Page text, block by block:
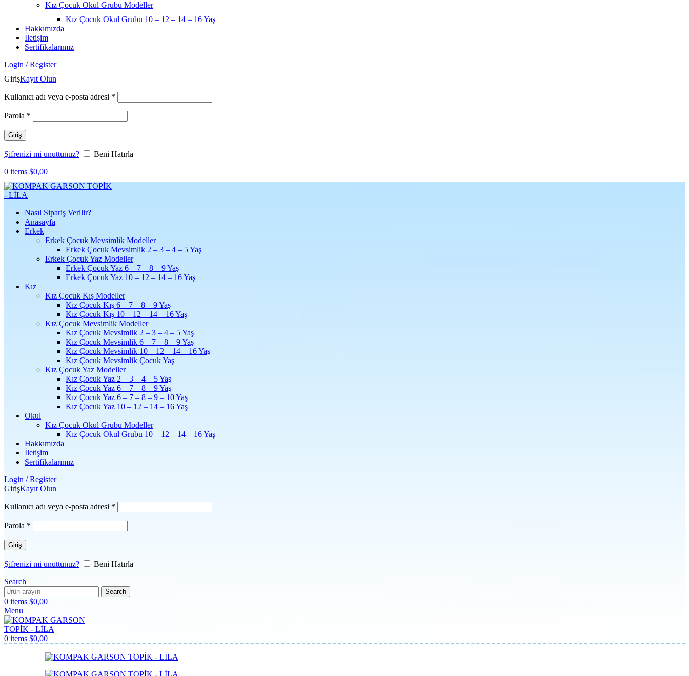
Kız Çocuk Okul Grubu Modeller
Kız Çocuk Okul Grubu 10 – 12 – 14 – 16 Yaş
Hakkımızda
İletişim
Sertifikalarımız
Login / Register
GirişKayıt Olun
Kullanıcı adı veya e-posta adresi *
Parola *
Giriş
Şifrenizi mi unuttunuz?
Beni Hatırla
0 items $0,00
Nasıl Sipariş Verilir?
Anasayfa
Erkek
Erkek Çocuk Mevsimlik Modeller
Erkek Çocuk Mevsimlik 2 – 3 – 4 – 5 Yaş
Erkek Çocuk Yaz Modeller
Erkek Çocuk Yaz 6 – 7 – 8 – 9 Yaş
Erkek Çocuk Yaz 10 – 12 – 14 – 16 Yaş
Kız
Kız Çocuk Kış Modeller
Kız Çocuk Kış 6 – 7 – 8 – 9 Yaş
Kız Çocuk Kış 10 – 12 – 14 – 16 Yaş
Kız Çocuk Mevsimlik Modeller
Kız Çocuk Mevsimlik 2 – 3 – 4 – 5 Yaş
Kız Çocuk Mevsimlik 6 – 7 – 8 – 9 Yaş
Kız Çocuk Mevsimlik 10 – 12 – 14 – 16 Yaş
Kız Çocuk Mevsimlik Çocuk Yaş
Kız Çocuk Yaz Modeller
Kız Çocuk Yaz 2 – 3 – 4 – 5 Yaş
Kız Çocuk Yaz 6 – 7 – 8 – 9 Yaş
Kız Çocuk Yaz 6 – 7 – 8 – 9 – 10 Yaş
Kız Çocuk Yaz 10 – 12 – 14 – 16 Yaş
Okul
Kız Çocuk Okul Grubu Modeller
Kız Çocuk Okul Grubu 10 – 12 – 14 – 16 Yaş
Hakkımızda
İletişim
Sertifikalarımız
Login / Register
GirişKayıt Olun
Kullanıcı adı veya e-posta adresi *
Parola *
Giriş
Şifrenizi mi unuttunuz?
Beni Hatırla
Search
Search
0 items $0,00
Menu
0 items $0,00